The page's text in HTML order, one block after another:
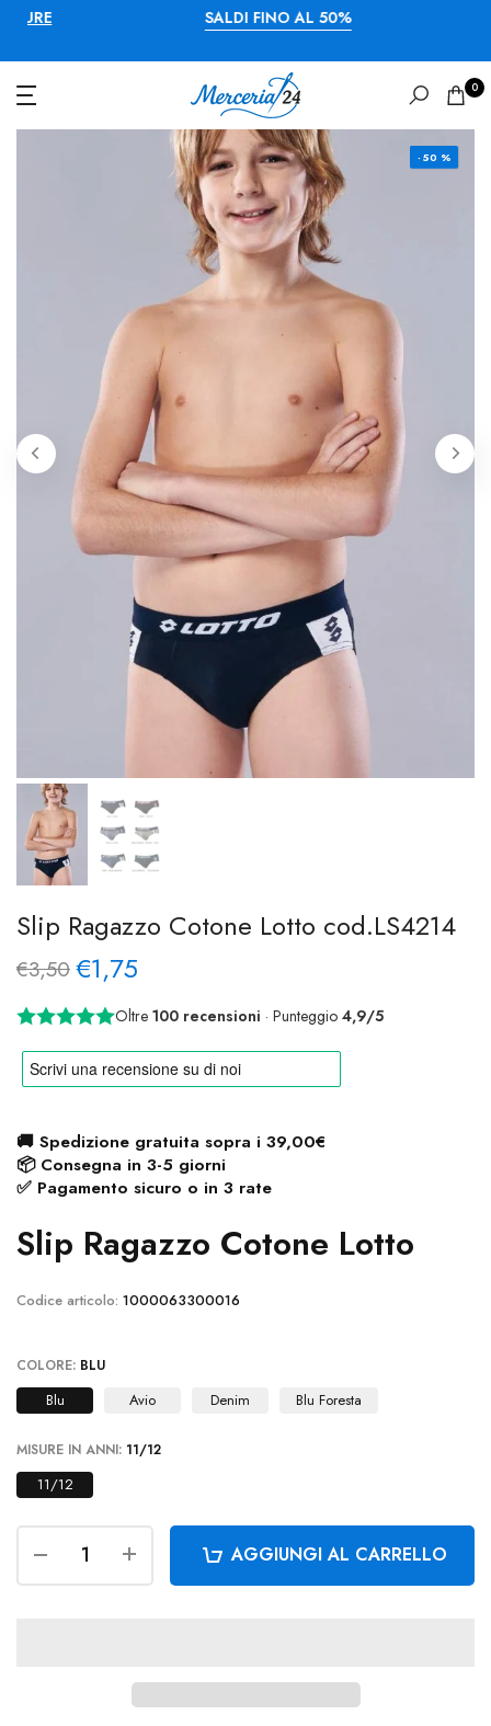
SALDI FINO AL 50%
0
- 50 %
Slip Ragazzo Cotone Lotto cod.LS4214
€3,50€1,75
Oltre 100 recensioni · Punteggio 4,9/5
🚚 Spedizione gratuita sopra i 39,00€
📦 Consegna in 3-5 giorni
✅ Pagamento sicuro o in 3 rate
Slip Ragazzo Cotone Lotto
Codice articolo: 1000063300016
COLORE: BLU
Blu Avio Denim Blu Foresta
MISURE IN ANNI: 11/12
11/12
AGGIUNGI AL CARRELLO